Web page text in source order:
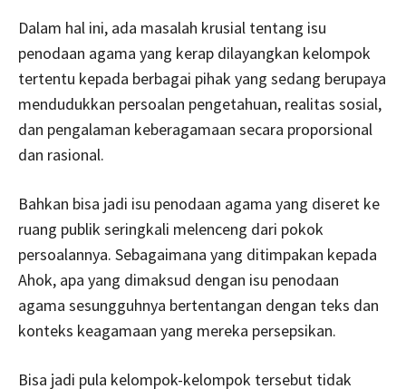
Dalam hal ini, ada masalah krusial tentang isu
penodaan agama yang kerap dilayangkan kelompok
tertentu kepada berbagai pihak yang sedang berupaya
mendudukkan persoalan pengetahuan, realitas sosial,
dan pengalaman keberagamaan secara proporsional
dan rasional.
Bahkan bisa jadi isu penodaan agama yang diseret ke
ruang publik seringkali melenceng dari pokok
persoalannya. Sebagaimana yang ditimpakan kepada
Ahok, apa yang dimaksud dengan isu penodaan
agama sesungguhnya bertentangan dengan teks dan
konteks keagamaan yang mereka persepsikan.
Bisa jadi pula kelompok-kelompok tersebut tidak